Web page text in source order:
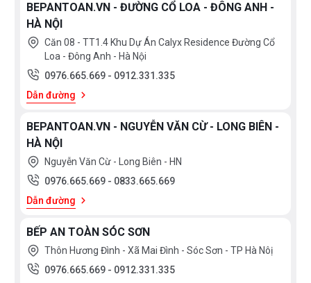
BEPANTOAN.VN - ĐƯỜNG CỔ LOA - ĐÔNG ANH -
HÀ NỘI
Căn 08 - TT1.4 Khu Dự Án Calyx Residence Đường Cổ
Loa - Đông Anh - Hà Nội
0976.665.669 - 0912.331.335
Dẫn đường
BEPANTOAN.VN - NGUYỄN VĂN CỪ - LONG BIÊN -
HÀ NỘI
Nguyễn Văn Cừ - Long Biên - HN
0976.665.669 - 0833.665.669
Dẫn đường
BẾP AN TOÀN SÓC SƠN
Thôn Hương Đình - Xã Mai Đình - Sóc Sơn - TP Hà Nôị
0976.665.669 - 0912.331.335